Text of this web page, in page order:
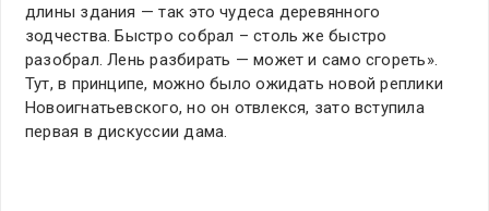
длины здания — так это чудеса деревянного
зодчества. Быстро собрал – столь же быстро
разобрал. Лень разбирать — может и само сгореть».
Тут, в принципе, можно было ожидать новой реплики
Новоигнатьевского, но он отвлекся, зато вступила
первая в дискуссии дама.